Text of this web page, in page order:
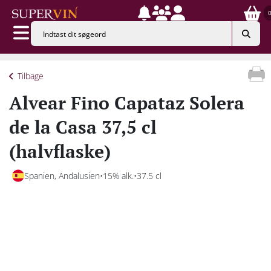
0
Tilbage
Alvear Fino Capataz Solera
de la Casa 37,5 cl
(halvflaske)
Spanien, Andalusien 15% alk. 37.5 cl